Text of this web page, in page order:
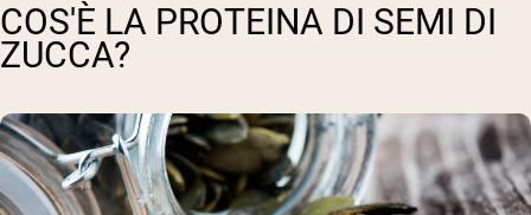
COS'È LA PROTEINA DI SEMI DI
ZUCCA?